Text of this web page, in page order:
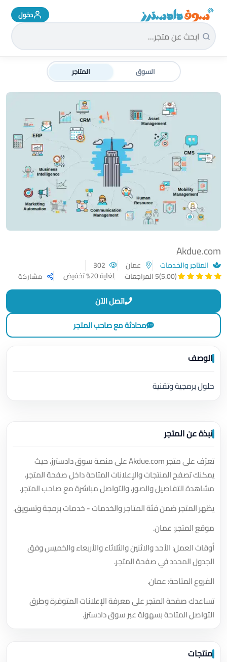
سوق دادسترز الرئيسية دخول
السوق المتاجر
Akdue.com
المتاجر والخدمات عمان
(5.00)
5 المراجعات لغاية 20% تخفيض مشاركة
اتصل الآن
محادثة مع صاحب المتجر
الوصف
حلول برمجية وتقنية
نبذة عن المتجر
تعرّف على متجر Akdue.com على منصة سوق دادسترز، حيث
يمكنك تصفح المنتجات والإعلانات المتاحة داخل صفحة المتجر،
مشاهدة التفاصيل والصور، والتواصل مباشرة مع صاحب المتجر.
يظهر المتجر ضمن فئة المتاجر والخدمات - خدمات برمجة وتسويق.
موقع المتجر: عمان.
أوقات العمل: الأحد والاثنين والثلاثاء والأربعاء والخميس وفق
الجدول المحدد في صفحة المتجر.
الفروع المتاحة: عمان.
تساعدك صفحة المتجر على معرفة الإعلانات المتوفرة وطرق
التواصل المتاحة بسهولة عبر سوق دادسترز.
منتجات